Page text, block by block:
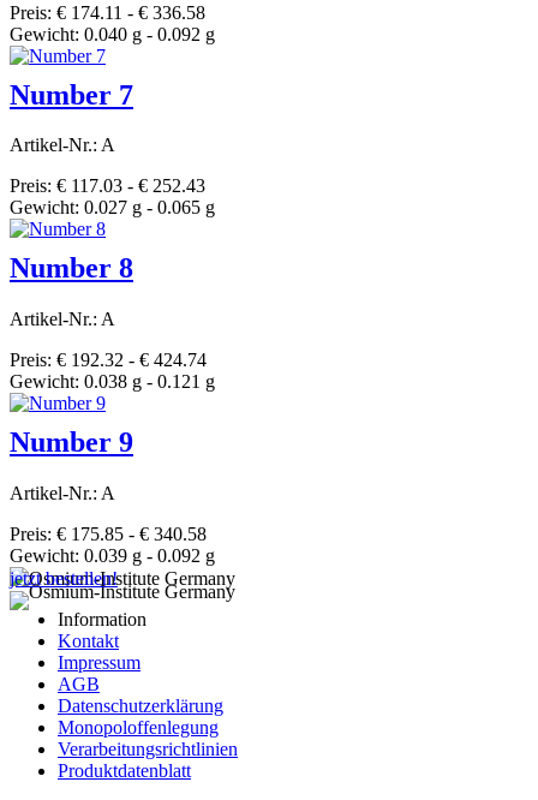
Preis: € 174.11 - € 336.58
Gewicht: 0.040 g - 0.092 g
Number 7
Artikel-Nr.: A
Preis: € 117.03 - € 252.43
Gewicht: 0.027 g - 0.065 g
Number 8
Artikel-Nr.: A
Preis: € 192.32 - € 424.74
Gewicht: 0.038 g - 0.121 g
Number 9
Artikel-Nr.: A
Preis: € 175.85 - € 340.58
Gewicht: 0.039 g - 0.092 g
jetzt bestellen!
Information
Kontakt
Impressum
AGB
Datenschutzerklärung
Monopoloffenlegung
Verarbeitungsrichtlinien
Produktdatenblatt